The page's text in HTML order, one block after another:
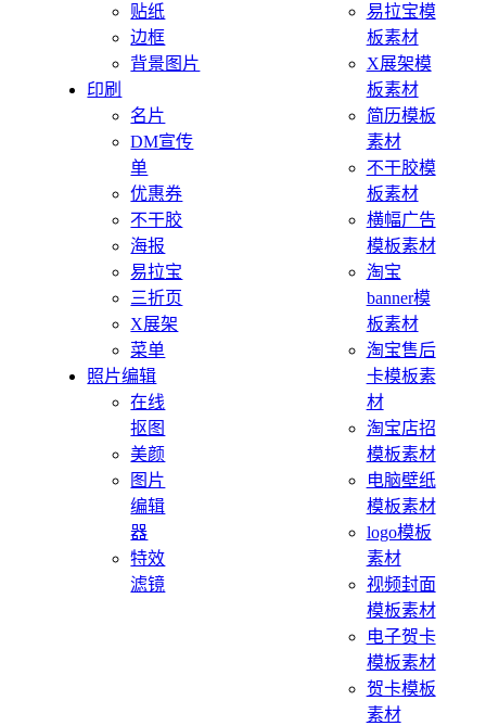
贴纸
边框
背景图片
印刷
名片
DM宣传
单
优惠券
不干胶
海报
易拉宝
三折页
X展架
菜单
照片编辑
在线
抠图
美颜
图片
编辑
器
特效
滤镜
易拉宝模
板素材
X展架模
板素材
简历模板
素材
不干胶模
板素材
横幅广告
模板素材
淘宝
banner模
板素材
淘宝售后
卡模板素
材
淘宝店招
模板素材
电脑壁纸
模板素材
logo模板
素材
视频封面
模板素材
电子贺卡
模板素材
贺卡模板
素材